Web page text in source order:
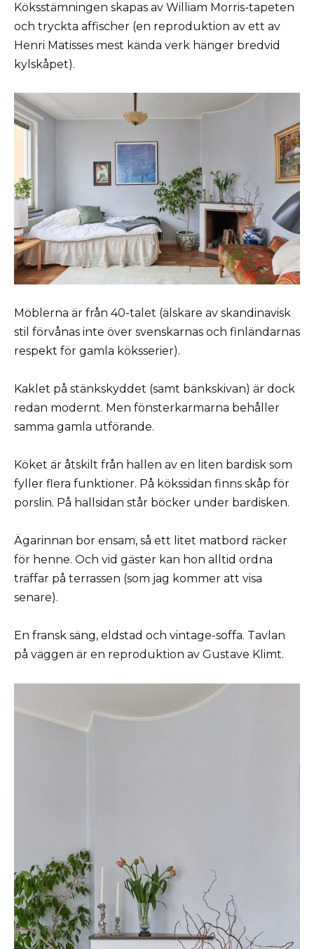
Köksstämningen skapas av William Morris-tapeten
och tryckta affischer (en reproduktion av ett av
Henri Matisses mest kända verk hänger bredvid
kylskåpet).
Möblerna är från 40-talet (älskare av skandinavisk
stil förvånas inte över svenskarnas och finländarnas
respekt för gamla köks­serier).
Kaklet på stänkskyddet (samt bänkskivan) är dock
redan modernt. Men fönsterkarmarna behåller
samma gamla utförande.
Köket är åtskilt från hallen av en liten bardisk som
fyller flera funktioner. På kökssidan finns skåp för
porslin. På hallsidan står böcker under bardisken.
Ägarinnan bor ensam, så ett litet matbord räcker
för henne. Och vid gäster kan hon alltid ordna
träffar på terrassen (som jag kommer att visa
senare).
En fransk säng, eldstad och vintage-soffa. Tavlan
på väggen är en reproduktion av Gustave Klimt.